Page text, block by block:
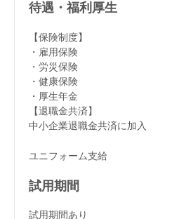
待遇・福利厚生
【保険制度】
・雇用保険
・労災保険
・健康保険
・厚生年金
【退職金共済】
中小企業退職金共済に加入
ユニフォーム支給
試用期間
試用期間あり